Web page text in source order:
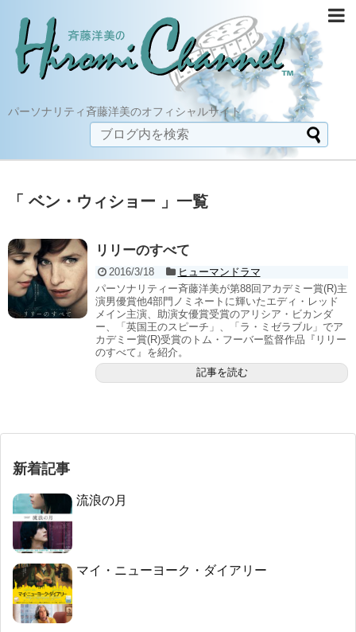
パーソナリティ斉藤洋美のオフィシャルサイト
「 ベン・ウィショー 」一覧
リリーのすべて
2016/3/18
ヒューマンドラマ
パーソナリティー斉藤洋美が第88回アカデミー賞(R)主
演男優賞他4部門ノミネートに輝いたエディ・レッド
メイン主演、助演女優賞受賞のアリシア・ビカンダ
ー、「英国王のスピーチ」、「ラ・ミゼラブル」でア
カデミー賞(R)受賞のトム・フーバー監督作品『リリー
のすべて』を紹介。
記事を読む
新着記事
流浪の月
マイ・ニューヨーク・ダイアリー